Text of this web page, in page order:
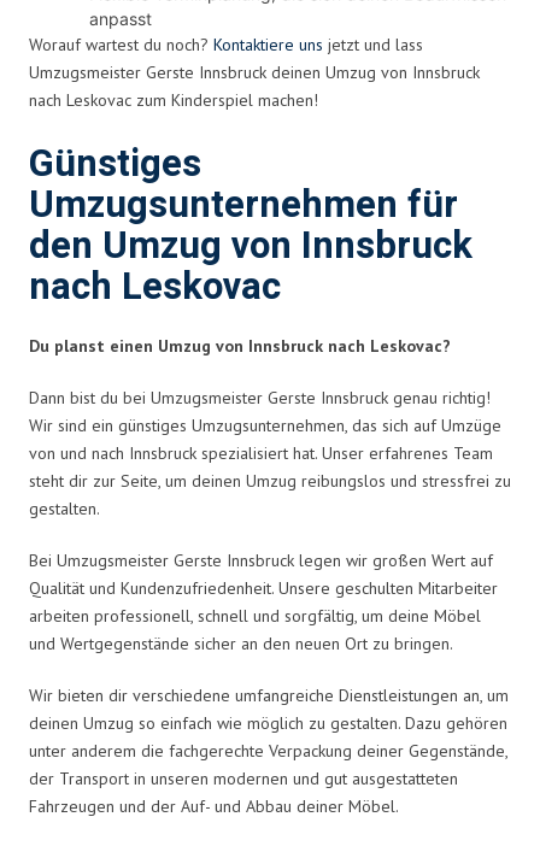
anpasst
Worauf wartest du noch? Kontaktiere uns jetzt und lass
Umzugsmeister Gerste Innsbruck deinen Umzug von Innsbruck
nach Leskovac zum Kinderspiel machen!
Günstiges
Umzugsunternehmen für
den Umzug von Innsbruck
nach Leskovac
Du planst einen Umzug von Innsbruck nach Leskovac?
Dann bist du bei Umzugsmeister Gerste Innsbruck genau richtig!
Wir sind ein günstiges Umzugsunternehmen, das sich auf Umzüge
von und nach Innsbruck spezialisiert hat. Unser erfahrenes Team
steht dir zur Seite, um deinen Umzug reibungslos und stressfrei zu
gestalten.
Bei Umzugsmeister Gerste Innsbruck legen wir großen Wert auf
Qualität und Kundenzufriedenheit. Unsere geschulten Mitarbeiter
arbeiten professionell, schnell und sorgfältig, um deine Möbel
und Wertgegenstände sicher an den neuen Ort zu bringen.
Wir bieten dir verschiedene umfangreiche Dienstleistungen an, um
deinen Umzug so einfach wie möglich zu gestalten. Dazu gehören
unter anderem die fachgerechte Verpackung deiner Gegenstände,
der Transport in unseren modernen und gut ausgestatteten
Fahrzeugen und der Auf- und Abbau deiner Möbel.